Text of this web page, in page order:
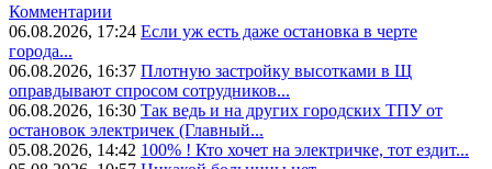
Комментарии
06.08.2026, 17:24 Если уж есть даже остановка в черте
города...
06.08.2026, 16:37 Плотную застройку высотками в Щ
оправдывают спросом сотрудников...
06.08.2026, 16:30 Так ведь и на других городских ТПУ от
остановок электричек (Главный...
05.08.2026, 14:42 100% ! Кто хочет на электричке, тот ездит...